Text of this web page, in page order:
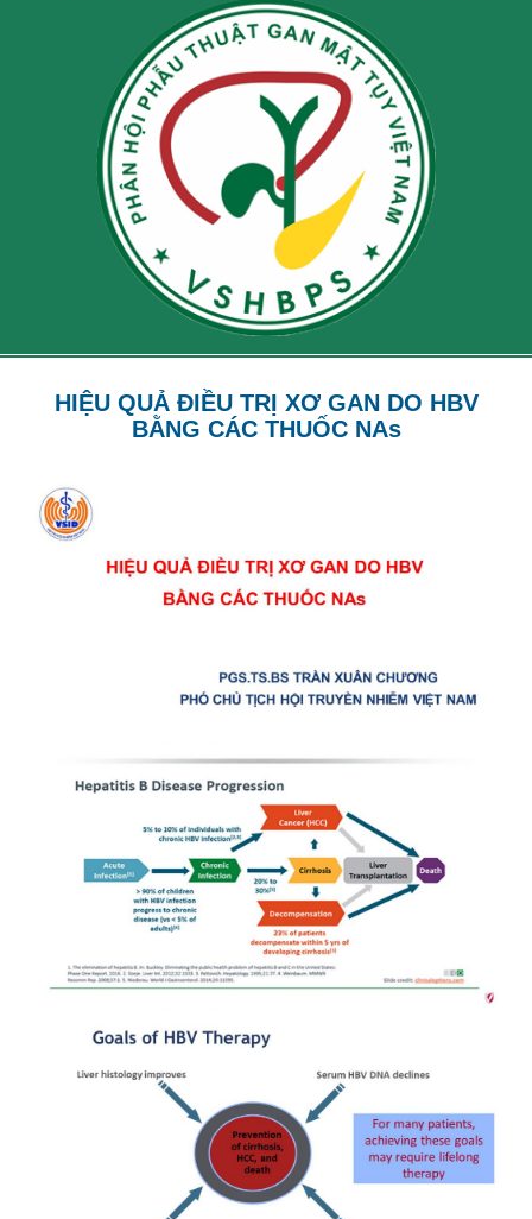
HIỆU QUẢ ĐIỀU TRỊ XƠ GAN DO HBV
BẰNG CÁC THUỐC NAs